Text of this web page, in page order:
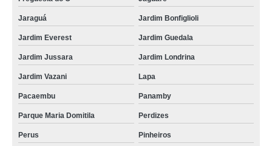
Jaraguá Jardim Bonfiglioli
Jardim Everest Jardim Guedala
Jardim Jussara Jardim Londrina
Jardim Vazani Lapa
Pacaembu Panamby
Parque Maria Domitila Perdizes
Perus Pinheiros